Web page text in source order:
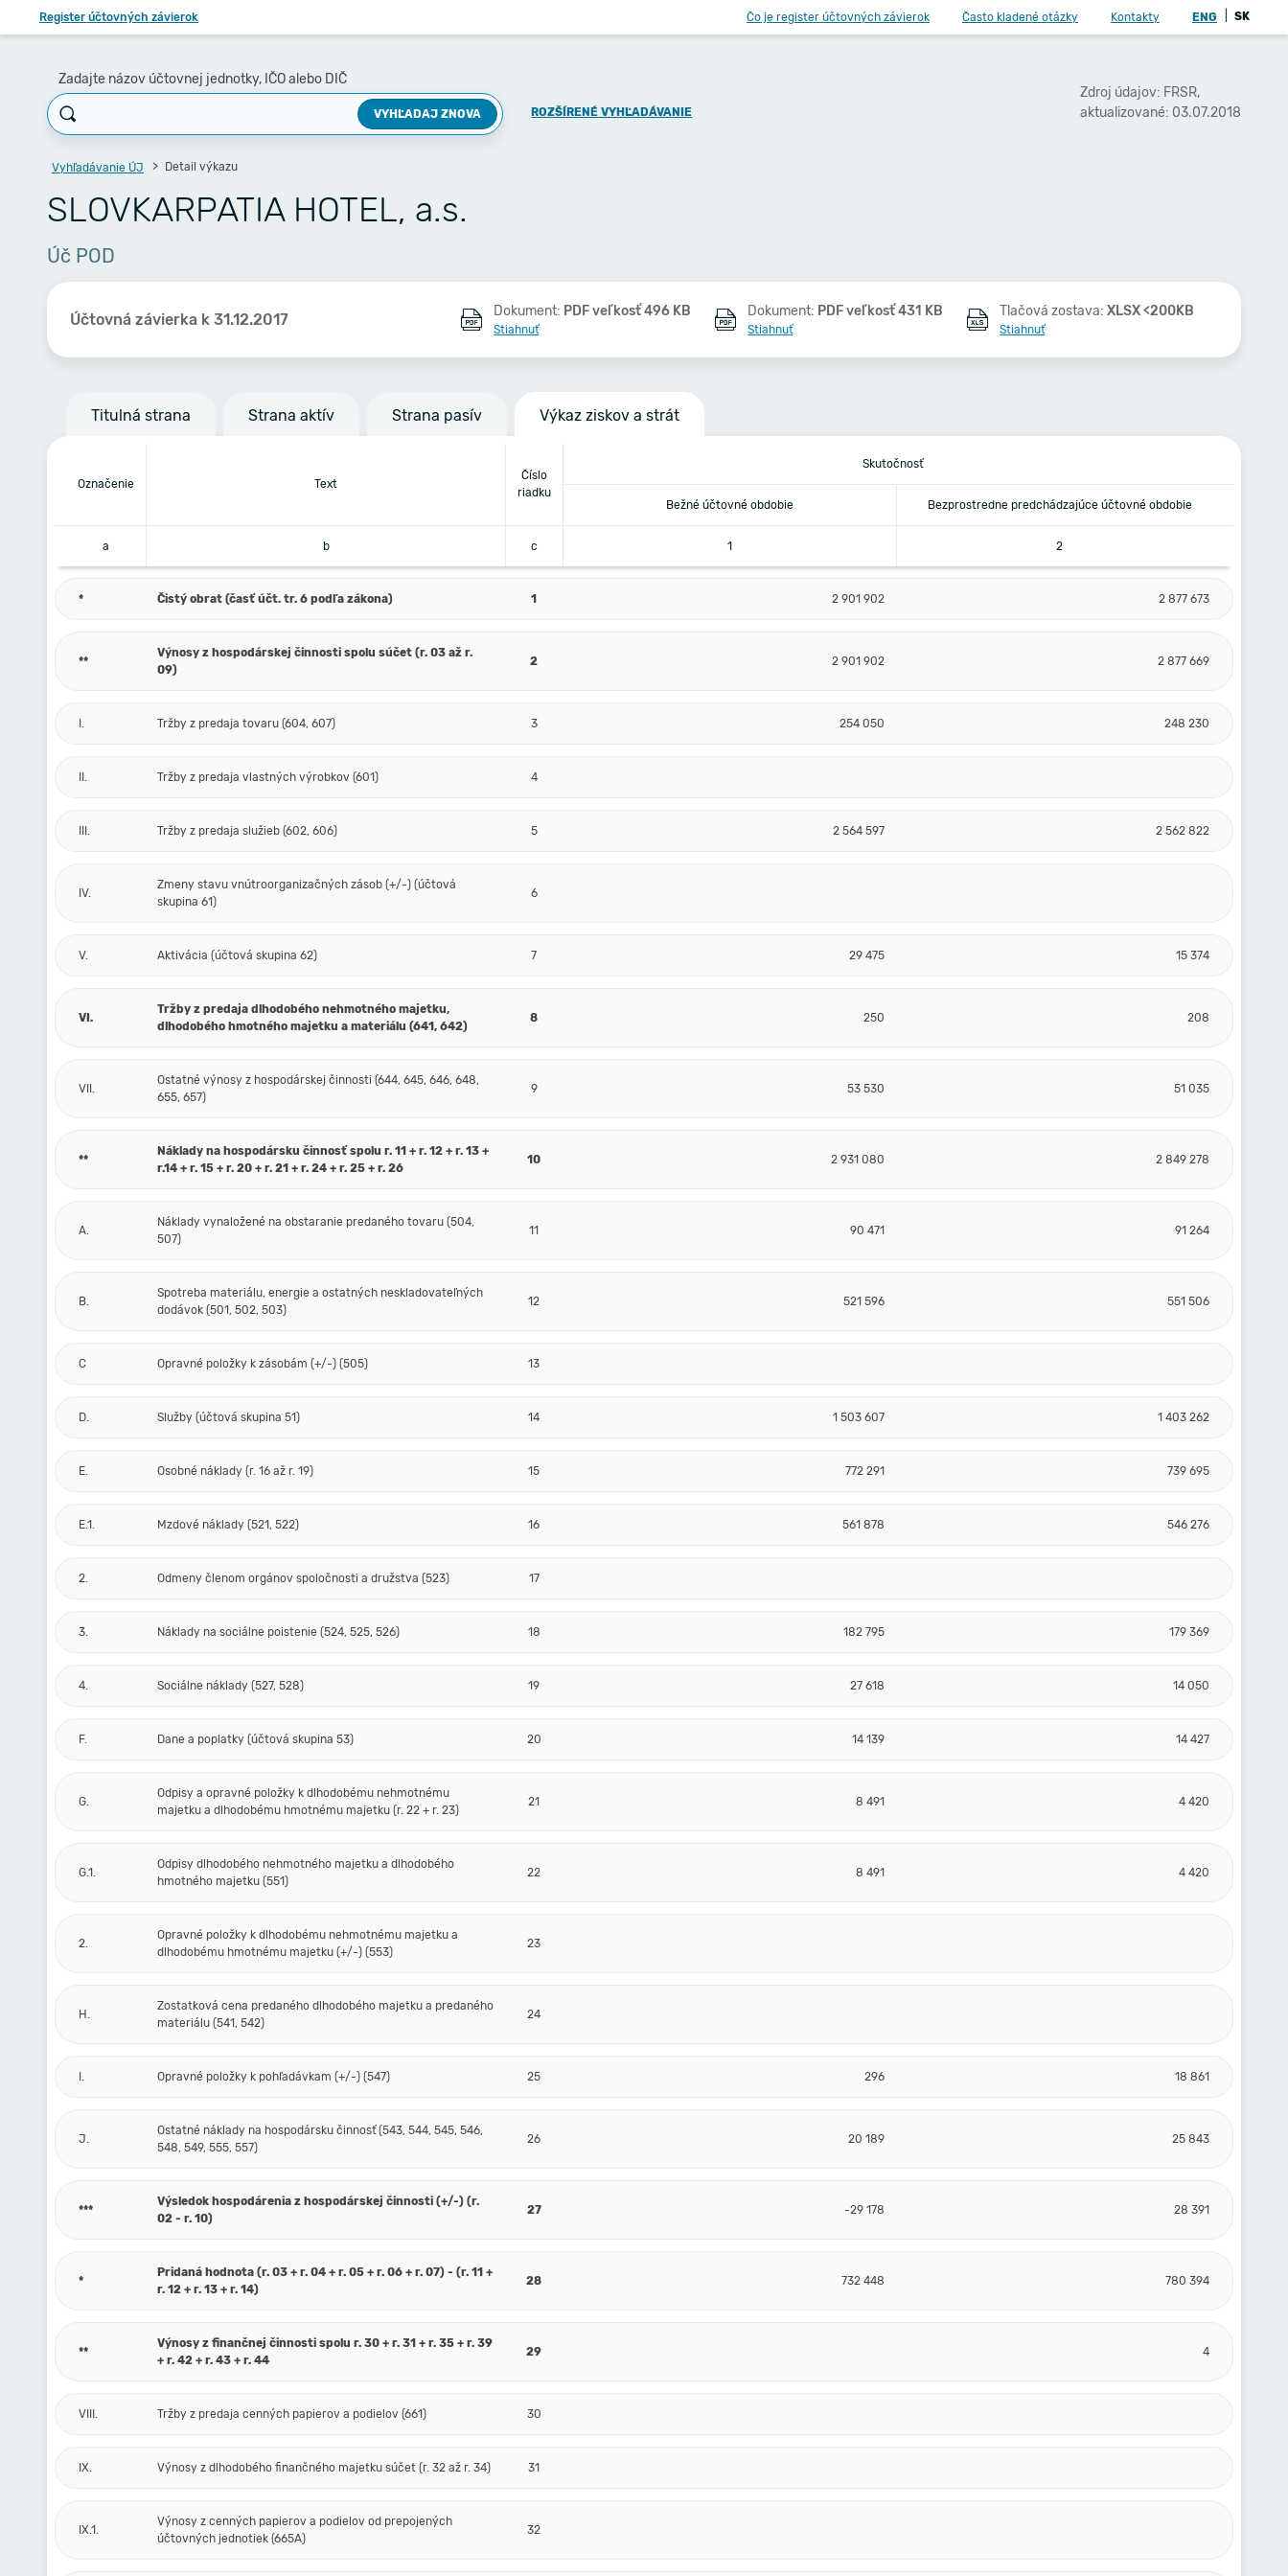
Register účtovných závierok Čo je register účtovných závierok Často kladené otázky Kontakty ENG SK
Zadajte názov účtovnej jednotky, IČO alebo DIČ
VYHĽADAJ ZNOVA ROZŠÍRENÉ VYHĽADÁVANIE
Zdroj údajov: FRSR,
aktualizované: 03.07.2018
Vyhľadávanie ÚJ Detail výkazu
SLOVKARPATIA HOTEL, a.s.
Úč POD
Účtovná závierka k 31.12.2017 Dokument: PDF veľkosť 496 KB
Stiahnuť
Dokument: PDF veľkosť 431 KB
Stiahnuť
Tlačová zostava:XLSX <200KB
Stiahnuť
Titulná strana Strana aktív Strana pasív Výkaz ziskov a strát
Označenie Text
Číslo
riadku
Skutočnosť
Bežné účtovné obdobie Bezprostredne predchádzajúce účtovné obdobie
a b c 1 2
* Čistý obrat (časť účt. tr. 6 podľa zákona) 1 2 901 902 2 877 673
**
Výnosy z hospodárskej činnosti spolu súčet (r. 03 až r.
09)
2 2 901 902 2 877 669
I. Tržby z predaja tovaru (604, 607) 3 254 050 248 230
II. Tržby z predaja vlastných výrobkov (601) 4
III. Tržby z predaja služieb (602, 606) 5 2 564 597 2 562 822
IV.
Zmeny stavu vnútroorganizačných zásob (+/-) (účtová
skupina 61)
6
V. Aktivácia (účtová skupina 62) 7 29 475 15 374
VI.
Tržby z predaja dlhodobého nehmotného majetku,
dlhodobého hmotného majetku a materiálu (641, 642)
8 250 208
VII.
Ostatné výnosy z hospodárskej činnosti (644, 645, 646, 648,
655, 657)
9 53 530 51 035
**
Náklady na hospodársku činnosť spolu r. 11 + r. 12 + r. 13 +
r.14 + r. 15 + r. 20 + r. 21 + r. 24 + r. 25 + r. 26
10 2 931 080 2 849 278
A.
Náklady vynaložené na obstaranie predaného tovaru (504,
507)
11 90 471 91 264
B.
Spotreba materiálu, energie a ostatných neskladovateľných
dodávok (501, 502, 503)
12 521 596 551 506
C Opravné položky k zásobám (+/-) (505) 13
D. Služby (účtová skupina 51) 14 1 503 607 1 403 262
E. Osobné náklady (r. 16 až r. 19) 15 772 291 739 695
E.1. Mzdové náklady (521, 522) 16 561 878 546 276
2. Odmeny členom orgánov spoločnosti a družstva (523) 17
3. Náklady na sociálne poistenie (524, 525, 526) 18 182 795 179 369
4. Sociálne náklady (527, 528) 19 27 618 14 050
F. Dane a poplatky (účtová skupina 53) 20 14 139 14 427
G.
Odpisy a opravné položky k dlhodobému nehmotnému
majetku a dlhodobému hmotnému majetku (r. 22 + r. 23)
21 8 491 4 420
G.1.
Odpisy dlhodobého nehmotného majetku a dlhodobého
hmotného majetku (551)
22 8 491 4 420
2.
Opravné položky k dlhodobému nehmotnému majetku a
dlhodobému hmotnému majetku (+/-) (553)
23
H.
Zostatková cena predaného dlhodobého majetku a predaného
materiálu (541, 542)
24
I. Opravné položky k pohľadávkam (+/-) (547) 25 296 18 861
J.
Ostatné náklady na hospodársku činnosť (543, 544, 545, 546,
548, 549, 555, 557)
26 20 189 25 843
***
Výsledok hospodárenia z hospodárskej činnosti (+/-) (r.
02 - r. 10)
27 -29 178 28 391
*
Pridaná hodnota (r. 03 + r. 04 + r. 05 + r. 06 + r. 07) - (r. 11 +
r. 12 + r. 13 + r. 14)
28 732 448 780 394
**
Výnosy z finančnej činnosti spolu r. 30 + r. 31 + r. 35 + r. 39
+ r. 42 + r. 43 + r. 44
29 4
VIII. Tržby z predaja cenných papierov a podielov (661) 30
IX. Výnosy z dlhodobého finančného majetku súčet (r. 32 až r. 34) 31
IX.1.
Výnosy z cenných papierov a podielov od prepojených
účtovných jednotiek (665A)
32